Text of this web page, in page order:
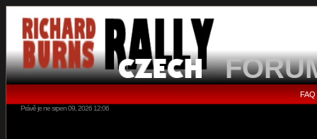
FAQ
Právě je ne srpen 09, 2026 12:06